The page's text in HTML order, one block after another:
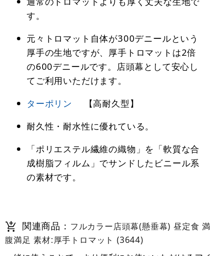
す。
元々トロマット自体が300デニールという
厚手の生地ですが、厚手トロマットは2倍
の600デニールです。店頭幕として安心し
てご利用いただけます。
ターポリン 【高耐久型】
耐久性・耐水性に優れている。
「ポリエステル繊維の織物」を「軟質な合
成樹脂フィルム」でサンドしたビニール系
の素材です。
関連商品： フルカラー店頭幕(懸垂幕) 昼定食 満
腹満足 素材:厚手トロマット (3644)